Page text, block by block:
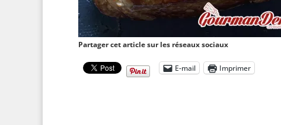
Partager cet article sur les réseaux sociaux
E-mail Imprimer